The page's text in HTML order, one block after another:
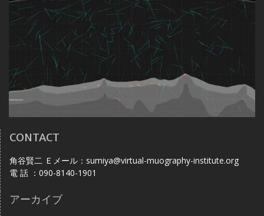
CONTACT
角谷賢二 Ｅメール：sumiya@virtual-muography-institute.org
電 話 ：090-8140-1901
アーカイブ